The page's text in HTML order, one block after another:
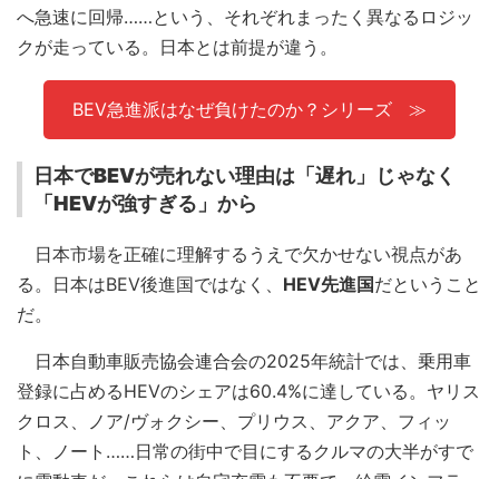
へ急速に回帰……という、それぞれまったく異なるロジッ
クが走っている。日本とは前提が違う。
BEV急進派はなぜ負けたのか？シリーズ
日本でBEVが売れない理由は「遅れ」じゃなく
「HEVが強すぎる」から
日本市場を正確に理解するうえで欠かせない視点があ
る。日本はBEV後進国ではなく、 HEV先進国だということ
だ。
日本自動車販売協会連合会の2025年統計では、乗用車
登録に占めるHEVのシェアは60.4%に達している。ヤリス
クロス、ノア/ヴォクシー、プリウス、アクア、フィッ
ト、ノート……日常の街中で目にするクルマの大半がすで